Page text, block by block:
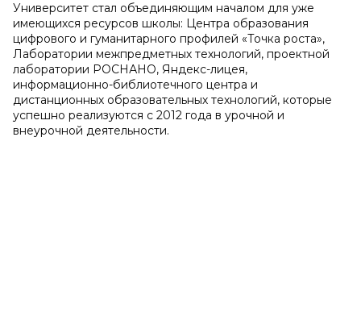
Университет стал объединяющим началом для уже
имеющихся ресурсов школы: Центра образования
цифрового и гуманитарного профилей «Точка роста»,
Лаборатории межпредметных технологий, проектной
лаборатории РОСНАНО, Яндекс-лицея,
информационно-библиотечного центра и
дистанционных образовательных технологий, которые
успешно реализуются с 2012 года в урочной и
внеурочной деятельности.